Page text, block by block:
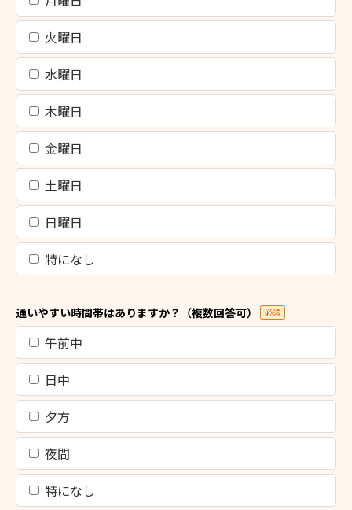
火曜日
水曜日
木曜日
金曜日
土曜日
日曜日
特になし
通いやすい時間帯はありますか？（複数回答可） 必須
午前中
日中
夕方
夜間
特になし